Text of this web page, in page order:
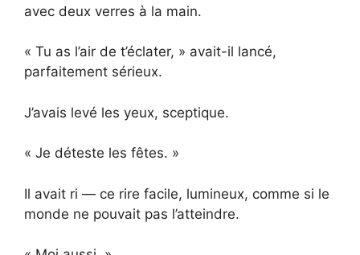
avec deux verres à la main.
« Tu as l’air de t’éclater, » avait-il lancé,
parfaitement sérieux.
J’avais levé les yeux, sceptique.
« Je déteste les fêtes. »
Il avait ri — ce rire facile, lumineux, comme si le
monde ne pouvait pas l’atteindre.